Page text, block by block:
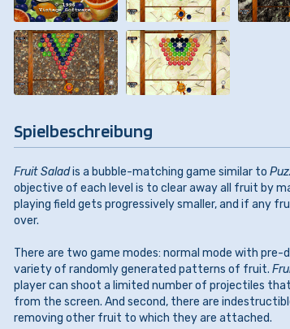
Spielbeschreibung
Fruit Saladis a bubble-matching game similar to
objective of each level is to clear away all fruit by
playing field gets progressively smaller, and if any
over.
There are two game modes: normal mode with
variety of randomly generated patterns of fruit.
player can shoot a limited number of projectiles
from the screen. And second, there are
removing other fruit to which they are attached.